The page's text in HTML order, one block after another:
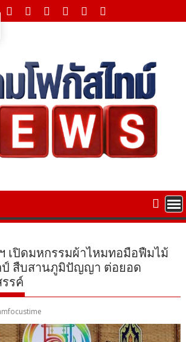
เปิดมหกรรมผ้าไหมทอมือฟืมไม้
ป์ สืบสานภูมิปัญญา ต่อยอด
รค์